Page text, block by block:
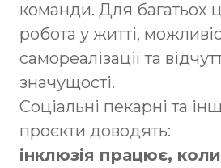
команди. Для багатьох
робота у житті,
самореалізації та
значущості.
Соціальні пекарні та
проєкти доводять:
інклюзія працює,